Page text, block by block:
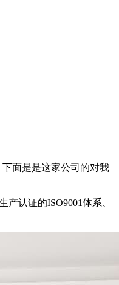
面是是这家公司的对我
认证的ISO9001体系、